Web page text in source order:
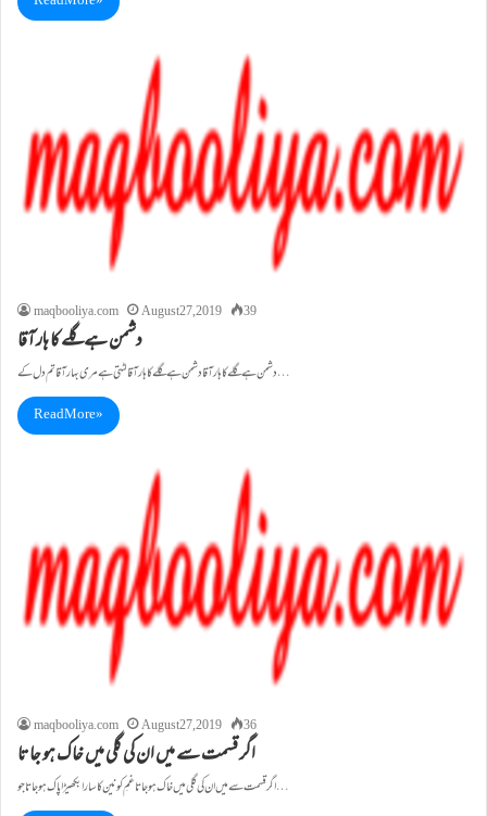
maqbooliya.com August 27, 2019 39
دشمن ہے گلے کا ہار آقا
دشمن ہے گلے کا ہار آقا دشمن ہے گلے کا ہار آقا لٹتی ہے مری بہار آقا تم دل کے…
Read More »
maqbooliya.com August 27, 2019 36
اگر قسمت سے میں ان کی گلی میں خاک ہو جاتا
اگر قسمت سے میں ان کی گلی میں خاک ہو جاتا غمِ کونین کا سارا بکھیڑا پاک ہو جاتا جو…